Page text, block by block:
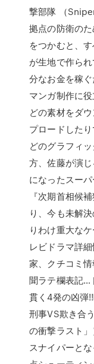
撃部隊 （
拠点の防衛の
をつかむと、
が生地で作ら
分なお金を稼
マンガ制作に
どの素材をダ
プロードした
どのグラフィ
方、佐藤が演
になったスー
『次期首相候
り、今も未解
りわけ重大な
レビドラマ詳
家、クチコミ
聞ラテ欄表記…
貫く4発の凶弾
刑事VS欺き合
の衝撃ラスト」
スナイパーと